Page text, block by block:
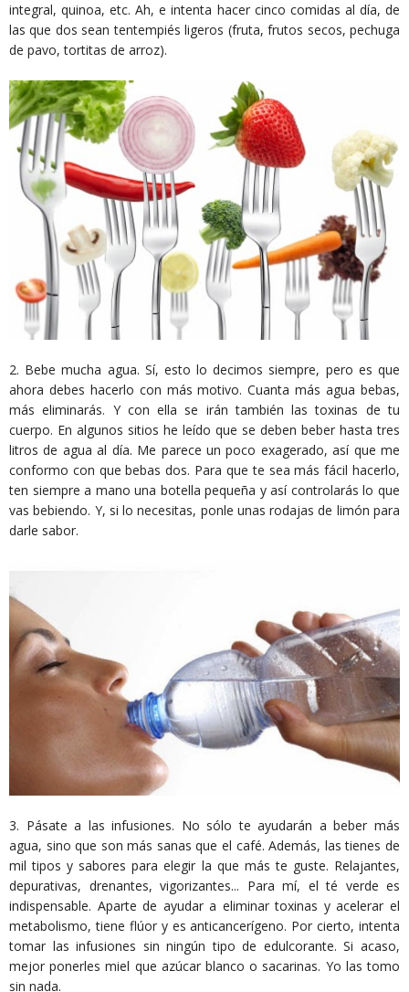
integral, quinoa, etc. Ah, e intenta hacer cinco comidas al día, de
las que dos sean tentempiés ligeros (fruta, frutos secos, pechuga
de pavo, tortitas de arroz).
2. Bebe mucha agua. Sí, esto lo decimos siempre, pero es que
ahora debes hacerlo con más motivo. Cuanta más agua bebas,
más eliminarás. Y con ella se irán también las toxinas de tu
cuerpo. En algunos sitios he leído que se deben beber hasta tres
litros de agua al día. Me parece un poco exagerado, así que me
conformo con que bebas dos. Para que te sea más fácil hacerlo,
ten siempre a mano una botella pequeña y así controlarás lo que
vas bebiendo. Y, si lo necesitas, ponle unas rodajas de limón para
darle sabor.
3. Pásate a las infusiones. No sólo te ayudarán a beber más
agua, sino que son más sanas que el café. Además, las tienes de
mil tipos y sabores para elegir la que más te guste. Relajantes,
depurativas, drenantes, vigorizantes... Para mí, el té verde es
indispensable. Aparte de ayudar a eliminar toxinas y acelerar el
metabolismo, tiene flúor y es anticancerígeno. Por cierto, intenta
tomar las infusiones sin ningún tipo de edulcorante. Si acaso,
mejor ponerles miel que azúcar blanco o sacarinas. Yo las tomo
sin nada.